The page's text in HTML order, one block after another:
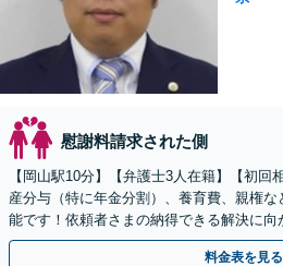
慰謝料請求された側
【岡山駅10分】【弁護士3人在籍】【初回
産分与（特に年金分割）、養育費、親権
能です！依頼者さまの納得できる解決に
夜間対応可】【当日／電話相談可】
料金表を見る